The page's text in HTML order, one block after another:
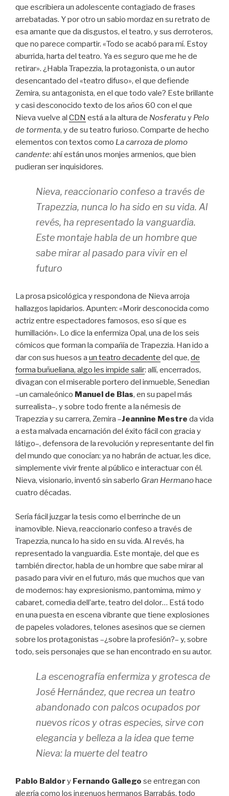
que escribiera un adolescente contagiado de frases
arrebatadas. Y por otro un sabio mordaz en su retrato de
esa amante que da disgustos, el teatro, y sus derroteros,
que no parece compartir. «Todo se acabó para mí. Estoy
aburrida, harta del teatro. Ya es seguro que me he de
retirar». ¿Habla Trapezzia, la protagonista, o un autor
desencantado del «teatro difuso», el que defiende
Zemira, su antagonista, en el que todo vale? Este brillante
y casi desconocido texto de los años 60 con el que
Nieva vuelve al CDN está a la altura de Nosferatu y Pelo
de tormenta, y de su teatro furioso. Comparte de hecho
elementos con textos como La carroza de plomo
candente: ahí están unos monjes armenios, que bien
pudieran ser inquisidores.
Nieva, reaccionario confeso a través de
Trapezzia, nunca lo ha sido en su vida. Al
revés, ha representado la vanguardia.
Este montaje habla de un hombre que
sabe mirar al pasado para vivir en el
futuro
La prosa psicológica y respondona de Nieva arroja
hallazgos lapidarios. Apunten: «Morir desconocida como
actriz entre espectadores famosos, eso sí que es
humillación». Lo dice la enfermiza Opal, una de los seis
cómicos que forman la compañía de Trapezzia. Han ido a
dar con sus huesos a un teatro decadente del que, de
forma buñueliana, algo les impide salir: allí, encerrados,
divagan con el miserable portero del inmueble, Senedian
–un camaleónico Manuel de Blas, en su papel más
surrealista–, y sobre todo frente a la némesis de
Trapezzia y su carrera, Zemira –Jeannine Mestre da vida
a esta malvada encarnación del éxito fácil con gracia y
látigo–, defensora de la revolución y representante del fin
del mundo que conocían: ya no habrán de actuar, les dice,
simplemente vivir frente al público e interactuar con él.
Nieva, visionario, inventó sin saberlo Gran Hermanohace
cuatro décadas.
Sería fácil juzgar la tesis como el berrinche de un
inamovible. Nieva, reaccionario confeso a través de
Trapezzia, nunca lo ha sido en su vida. Al revés, ha
representado la vanguardia. Este montaje, del que es
también director, habla de un hombre que sabe mirar al
pasado para vivir en el futuro, más que muchos que van
de modernos: hay expresionismo, pantomima, mimo y
cabaret, comedia dell’arte, teatro del dolor… Está todo
en una puesta en escena vibrante que tiene explosiones
de papeles voladores, telones asesinos que se ciernen
sobre los protagonistas –¿sobre la profesión?– y, sobre
todo, seis personajes que se han encontrado en su autor.
La escenografía enfermiza y grotesca de
José Hernández, que recrea un teatro
abandonado con palcos ocupados por
nuevos ricos y otras especies, sirve con
elegancia y belleza a la idea que teme
Nieva: la muerte del teatro
Pablo Baldory Fernando Gallego se entregan con
alegría como los ingenuos hermanos Barrabás, todo